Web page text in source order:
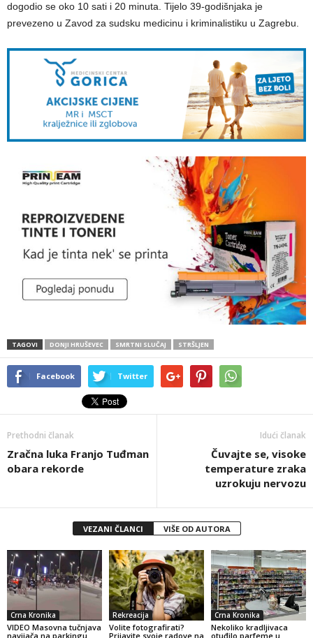
dogodio se oko 10 sati i 20 minuta. Tijelo 39-godišnjaka je
prevezeno u Zavod za sudsku medicinu i kriminalistiku u Zagrebu.
TAGOVI DONJI HRUŠEVEC SMRTNI SLUČAJ STRŠLJEN
Facebook Twitter
Prethodni članak
Zračna luka Franjo Tuđman
obara rekorde
Idući članak
Čuvajte se, visoke
temperature zraka
uzrokuju nervozu
VEZANI ČLANCI VIŠE OD AUTORA
Crna Kronika
VIDEO Masovna tučnjava
navijača na parkingu
Rekreacija
Volite fotografirati?
Prijavite svoje radove na
Crna Kronika
Nekoliko kradljivaca
otuđilo parfeme u